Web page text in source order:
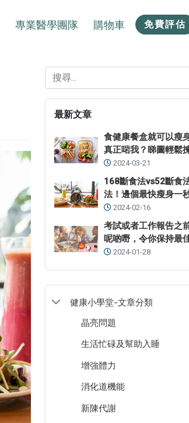
專業醫學團隊 購物車 免費評估
最新文章
食健康餐盒就可以瘦
真正啱我？睇圖輕鬆
2024-03-21
168斷食法vs52斷食
法！邊個最快瘦身一
2024-02-16
考試或者工作報告之
呢啲嘢，令你保持最
2024-01-28
健康小學堂-文章分類
晶亮問題
生活忙碌及幫助入睡
增強體力
消化道機能
新陳代謝